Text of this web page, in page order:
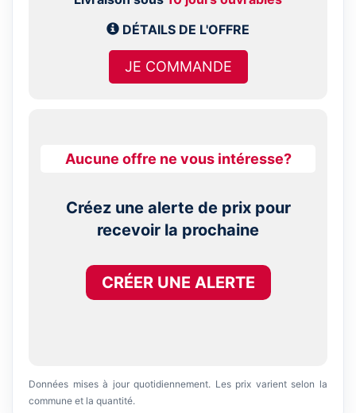
DÉTAILS DE L'OFFRE
JE COMMANDE
Aucune offre ne vous intéresse?
Créez une alerte de prix pour
recevoir la prochaine
CRÉER UNE ALERTE
Données mises à jour quotidiennement. Les prix varient selon la
commune et la quantité.